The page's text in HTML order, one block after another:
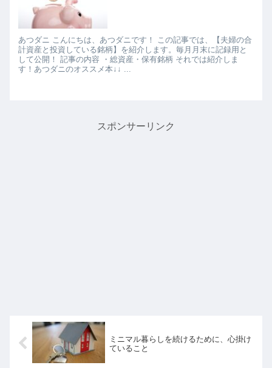
あつダニ こんにちは、あつダニです！ この記事では、【夫婦の合
計資産と投資している銘柄】を紹介します。毎月月末に記録用と
して公開！ 記事の内容 ・総資産・保有銘柄 それでは紹介しま
す！あつダニのオススメ本↓↓ ...
スポンサーリンク
ミニマル暮らしを続けるために、心掛け
ていること